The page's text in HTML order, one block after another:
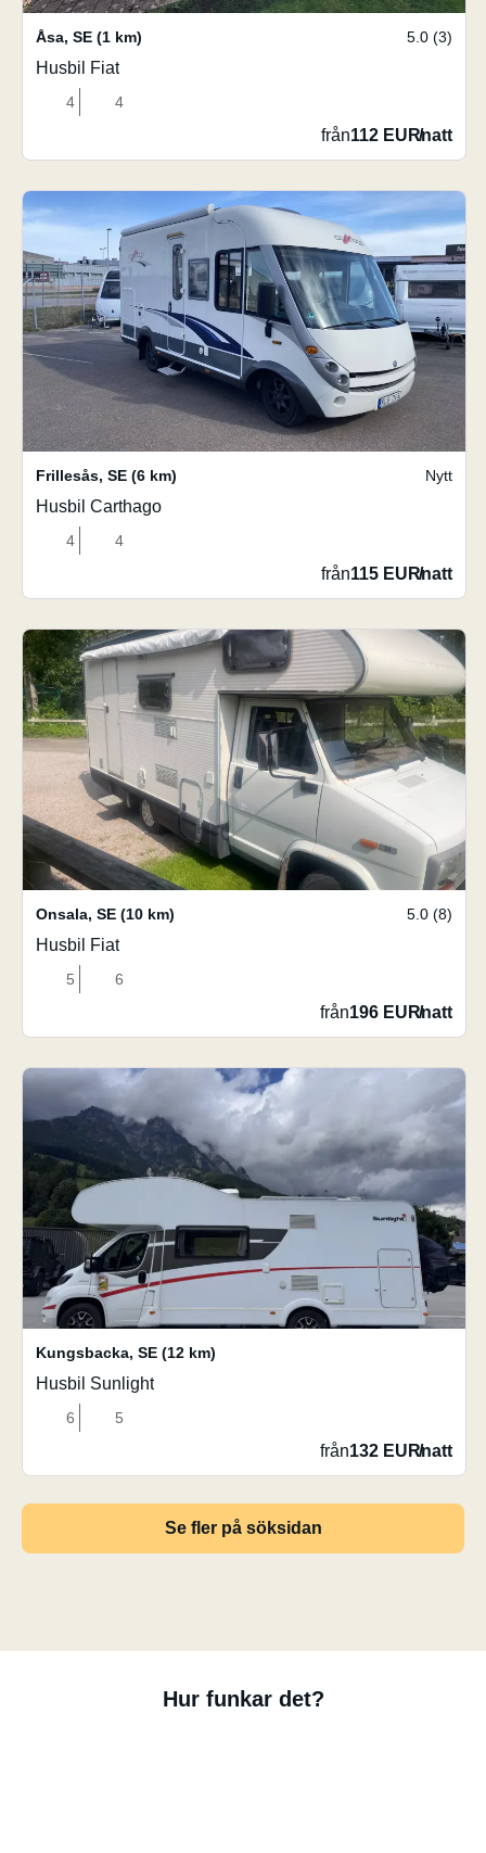
Åsa, SE (1 km) 5.0 (3)
Husbil Fiat
4 4
från112 EUR/natt
Frillesås, SE (6 km) Nytt
Husbil Carthago
4 4
från115 EUR/natt
Onsala, SE (10 km) 5.0 (8)
Husbil Fiat
5 6
från196 EUR/natt
Kungsbacka, SE (12 km)
Husbil Sunlight
6 5
från132 EUR/natt
Se fler på söksidan
Hur funkar det?